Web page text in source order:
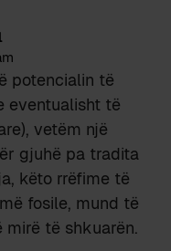
potencialin të
eventualisht të
vetëm një
gjuhë pa tradita
këto rrëfime të
fosile, mund të
të shkuarën.